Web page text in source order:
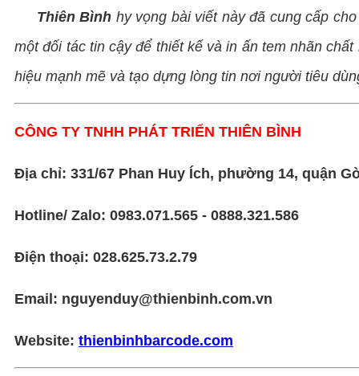
Thiên Bình hy vọng bài viết này đã cung cấp
một đối tác tin cậy để thiết kế và in ấn tem nhãn
hiệu mạnh mẽ và tạo dựng lòng tin nơi người tiêu
CÔNG TY TNHH PHÁT TRIỂN THIÊN BÌNH
Địa chỉ: 331/67 Phan Huy Ích, phường 14, quận
Hotline/ Zalo: 0983.071.565 - 0888.321.586
Điện thoại: 028.625.73.2.79
Email: nguyenduy@thienbinh.com.vn
Website: thienbinhbarcode.com